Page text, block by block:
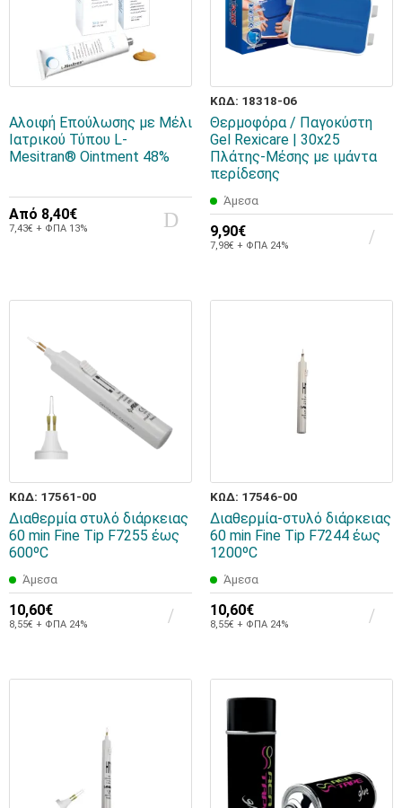
Αλοιφή Επούλωσης με Μέλι
Ιατρικού Τύπου L-
Mesitran® Ointment 48%
Από 8,40€
7,43€ + ΦΠΑ 13%
ΚΩΔ: 18318-06
Θερμοφόρα / Παγοκύστη
Gel Rexicare | 30x25
Πλάτης-Μέσης με ιμάντα
περίδεσης
Άμεσα
9,90€
7,98€ + ΦΠΑ 24%
ΚΩΔ: 17561-00
Διαθερμία στυλό διάρκειας
60 min Fine Tip F7255 έως
600ºC
Άμεσα
10,60€
8,55€ + ΦΠΑ 24%
ΚΩΔ: 17546-00
Διαθερμία-στυλό διάρκειας
60 min Fine Tip F7244 έως
1200ºC
Άμεσα
10,60€
8,55€ + ΦΠΑ 24%